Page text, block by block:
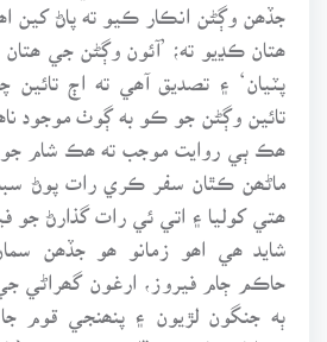
جڏھن وڳڻن انڪار ڪيو ته پاڻ کين
ھتان ڪڍيو ته؛ ’آئون وڳڻن جي ھتان
پٽيان‘ ۽ تصديق آھي ته اڄ تائين
تائين وڳڻن جو ڪو به ڳوٺ موجود
ھڪ ٻي روايت موجب ته ھڪ شام
ماڻھن ڪٿان سفر ڪري رات پوڻ
ھتي کوليا ۽ اتي ئي رات گذارڻ جو
شايد ھي اھو زمانو ھو جڏھن
حاڪم ڄام فيروز، ارغون گھراڻي
ٻه جنگون لڙيون ۽ پنھنجي قوم جا